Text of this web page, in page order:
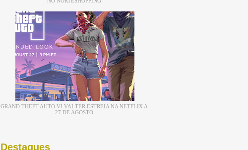
GRAND THEFT AUTO VI VAI TER ESTREIA NA NETFLIX A
27 DE AGOSTO
Destaques